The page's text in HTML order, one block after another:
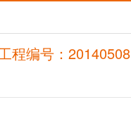
程编号：20140508